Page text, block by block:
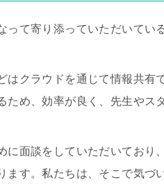
って寄り添っていただいてい
はクラウドを通じて情報共
ため、効率が良く、先生やス
に面談をしていただいてお
ます。私たちは、そこで気づ